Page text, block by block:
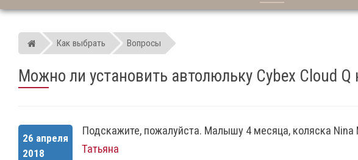
Мир детских автокресел
Как выбрать Вопросы
Можно ли установить автолюльку Cybex Cloud Q
26 апреля
2018
Подскажите, пожалуйста. Малышу 4 месяца, коляска
Татьяна